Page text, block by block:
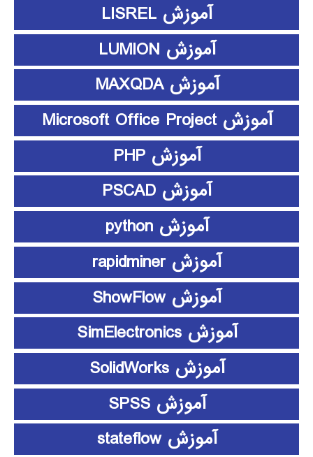
آموزش LISREL
آموزش LUMION
آموزش MAXQDA
آموزش Microsoft Office Project
آموزش PHP
آموزش PSCAD
آموزش python
آموزش rapidminer
آموزش ShowFlow
آموزش SimElectronics
آموزش SolidWorks
آموزش SPSS
آموزش stateflow